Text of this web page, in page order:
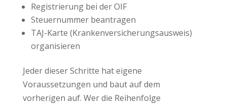
Registrierung bei der OIF
Steuernummer beantragen
TAJ-Karte (Krankenversicherungsausweis)
organisieren
Jeder dieser Schritte hat eigene
Voraussetzungen und baut auf dem
vorherigen auf. Wer die Reihenfolge